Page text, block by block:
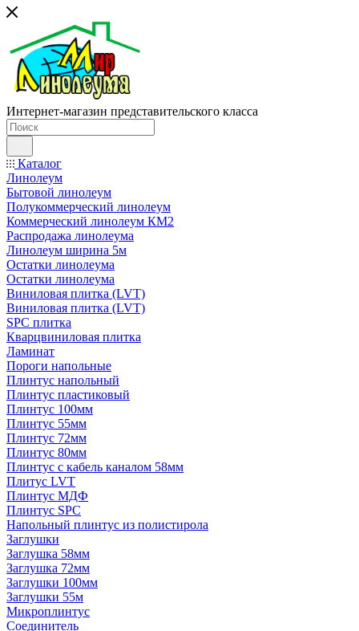
Интернет-магазин представительского класса
Каталог
Линолеум
Бытовой линолеум
Полукоммерческий линолеум
Коммерческий линолеум КМ2
Распродажа линолеума
Линолеум ширина 5м
Остатки линолеума
Остатки линолеума
Виниловая плитка (LVT)
Виниловая плитка (LVT)
SPC плитка
Кварцвиниловая плитка
Ламинат
Пороги напольные
Плинтус напольный
Плинтус пластиковый
Плинтус 100мм
Плинтус 55мм
Плинтус 72мм
Плинтус 80мм
Плинтус с кабель каналом 58мм
Плитус LVT
Плинтус МДФ
Плинтус SPC
Напольный плинтус из полистирола
Заглушки
Заглушка 58мм
Заглушка 72мм
Заглушки 100мм
Заглушки 55м
Микроплинтус
Соединитель